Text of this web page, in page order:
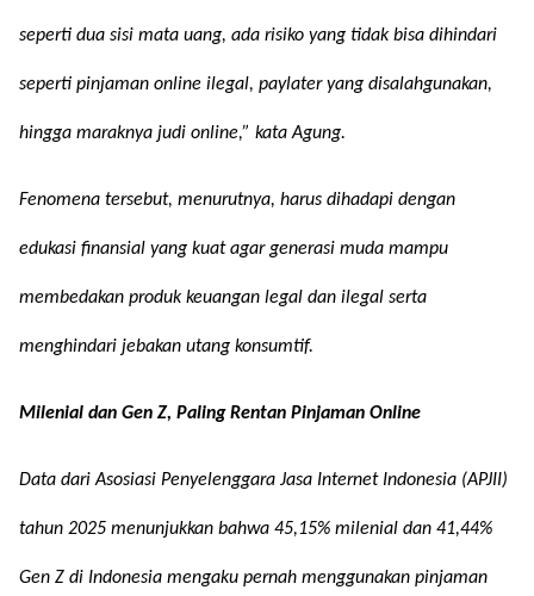
seperti dua sisi mata uang, ada risiko yang tidak bisa dihindari
seperti pinjaman online ilegal, paylater yang disalahgunakan,
hingga maraknya judi online,” kata Agung.
Fenomena tersebut, menurutnya, harus dihadapi dengan
edukasi finansial yang kuat agar generasi muda mampu
membedakan produk keuangan legal dan ilegal serta
menghindari jebakan utang konsumtif.
Milenial dan Gen Z, Paling Rentan Pinjaman Online
Data dari Asosiasi Penyelenggara Jasa Internet Indonesia (APJII)
tahun 2025 menunjukkan bahwa 45,15% milenial dan 41,44%
Gen Z di Indonesia mengaku pernah menggunakan pinjaman